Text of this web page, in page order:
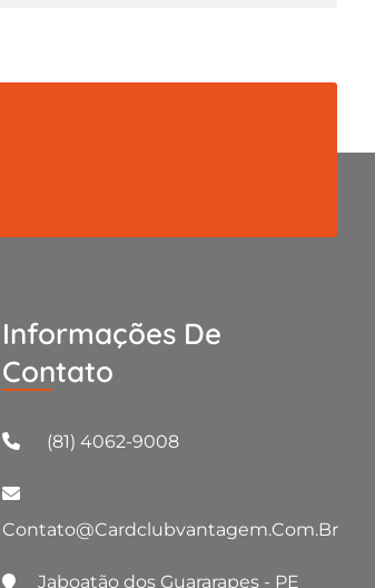
Informações De
Contato
(81) 4062-9008
Contato@cardclubvantagem.com.br
Jaboatão dos Guararapes - PE